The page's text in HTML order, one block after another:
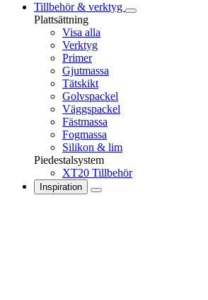
Tillbehör & verktyg
Plattsättning
Visa alla
Verktyg
Primer
Gjutmassa
Tätskikt
Golvspackel
Väggspackel
Fästmassa
Fogmassa
Silikon & lim
Piedestalsystem
XT20 Tillbehör
Inspiration